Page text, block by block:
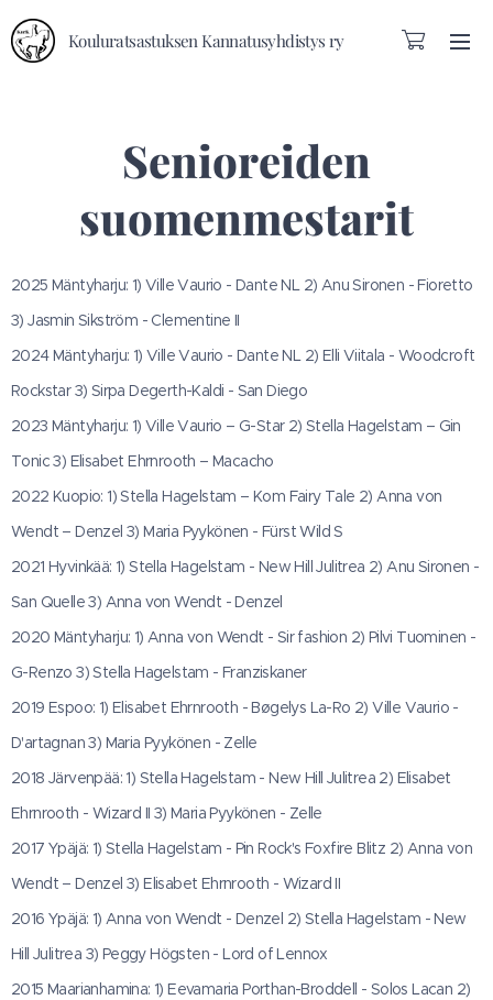
Kouluratsastuksen Kannatusyhdistys ry
Senioreiden
suomenmestarit
2025 Mäntyharju: 1) Ville Vaurio - Dante NL 2) Anu Sironen - Fioretto
3) Jasmin Sikström - Clementine II
2024 Mäntyharju: 1) Ville Vaurio - Dante NL 2) Elli Viitala - Woodcroft
Rockstar 3) Sirpa Degerth-Kaldi - San Diego
2023 Mäntyharju: 1) Ville Vaurio – G-Star 2) Stella Hagelstam – Gin
Tonic 3) Elisabet Ehrnrooth – Macacho
2022 Kuopio: 1) Stella Hagelstam – Kom Fairy Tale 2) Anna von
Wendt – Denzel 3) Maria Pyykönen - Fürst Wild S
2021 Hyvinkää: 1) Stella Hagelstam - New Hill Julitrea 2) Anu Sironen -
San Quelle 3) Anna von Wendt - Denzel
2020 Mäntyharju: 1) Anna von Wendt - Sir fashion 2) Pilvi Tuominen -
G-Renzo 3) Stella Hagelstam - Franziskaner
2019 Espoo: 1) Elisabet Ehrnrooth - Bøgelys La-Ro 2) Ville Vaurio -
D'artagnan 3) Maria Pyykönen - Zelle
2018 Järvenpää: 1) Stella Hagelstam - New Hill Julitrea 2) Elisabet
Ehrnrooth - Wizard II 3) Maria Pyykönen - Zelle
2017 Ypäjä: 1) Stella Hagelstam - Pin Rock's Foxfire Blitz 2) Anna von
Wendt – Denzel 3) Elisabet Ehrnrooth - Wizard II
2016 Ypäjä: 1) Anna von Wendt - Denzel 2) Stella Hagelstam - New
Hill Julitrea 3) Peggy Högsten - Lord of Lennox
2015 Maarianhamina: 1) Eevamaria Porthan-Broddell - Solos Lacan 2)